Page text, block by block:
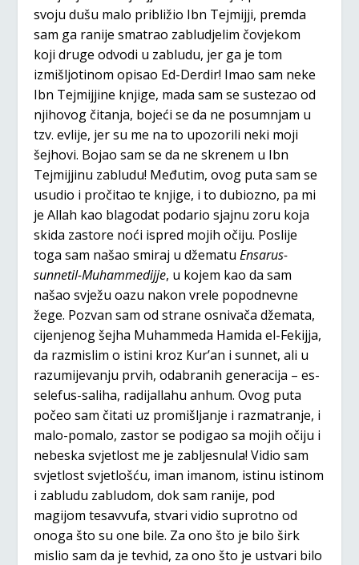
svoju dušu malo približio Ibn Tejmijji, premda
sam ga ranije smatrao zabludjelim čovjekom
koji druge odvodi u zabludu, jer ga je tom
izmišljotinom opisao Ed-Derdir! Imao sam neke
Ibn Tejmijjine knjige, mada sam se sustezao od
njihovog čitanja, bojeći se da ne posumnjam u
tzv. evlije, jer su me na to upozorili neki moji
šejhovi. Bojao sam se da ne skrenem u Ibn
Tejmijjinu zabludu! Međutim, ovog puta sam se
usudio i pročitao te knjige, i to dubiozno, pa mi
je Allah kao blagodat podario sjajnu zoru koja
skida zastore noći ispred mojih očiju. Poslije
toga sam našao smiraj u džematuEnsarus-
sunnetil-Muhammedijje, u kojem kao da sam
našao svježu oazu nakon vrele popodnevne
žege. Pozvan sam od strane osnivača džemata,
cijenjenog šejha Muhammeda Hamida el-Fekijja,
da razmislim o istini kroz Kur’an i sunnet, ali u
razumijevanju prvih, odabranih generacija – es-
selefus-saliha, radijallahu anhum. Ovog puta
počeo sam čitati uz promišljanje i razmatranje, i
malo-pomalo, zastor se podigao sa mojih očiju i
nebeska svjetlost me je zabljesnula! Vidio sam
svjetlost svjetlošću, iman imanom, istinu istinom
i zabludu zabludom, dok sam ranije, pod
magijom tesavvufa, stvari vidio suprotno od
onoga što su one bile. Za ono što je bilo širk
mislio sam da je tevhid, za ono što je ustvari bilo